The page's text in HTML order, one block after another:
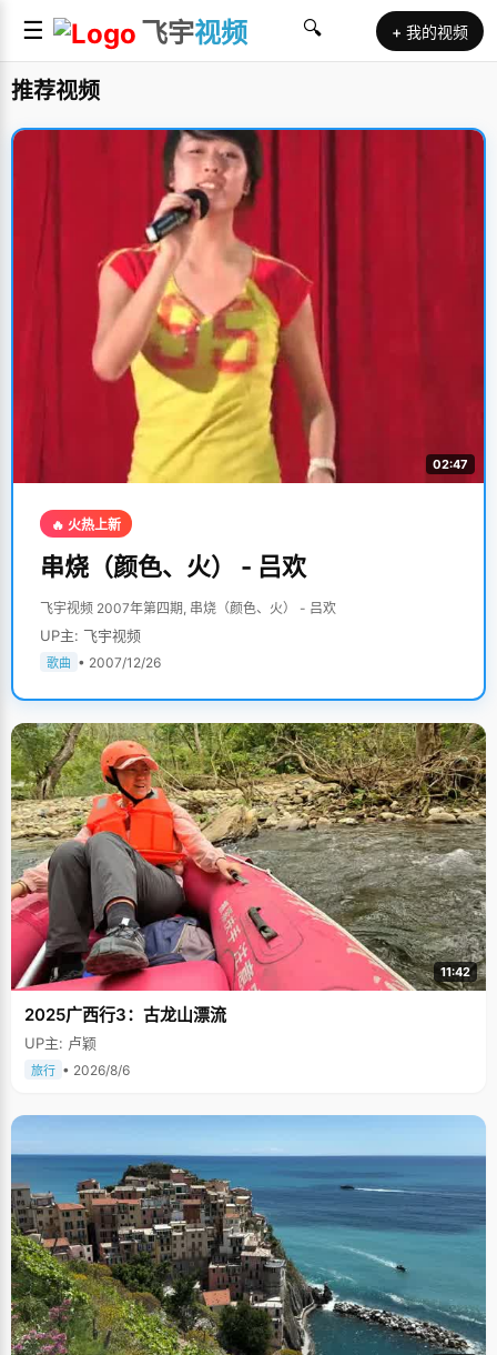
☰ 飞宇视频 🔍 + 我的视频
推荐视频
02:47
🔥 火热上新
串烧（颜色、火） - 吕欢
飞宇视频 2007年第四期, 串烧（颜色、火） - 吕欢
UP主: 飞宇视频
歌曲 • 2007/12/26
11:42
2025广西行3：古龙山漂流
UP主: 卢颖
旅行 • 2026/8/6